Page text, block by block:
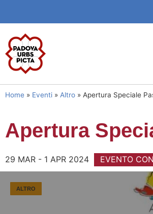
Home » Eventi » Altro » Apertura Speciale
Apertura
29 MAR - 1 APR 2024 EVENTO
ALTRO